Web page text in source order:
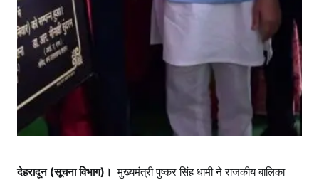
से
द्घा
न
देहरादून (सूचना विभाग)।मुख्यमंत्री पुष्कर सिंह धामी ने राजकीय बालिका